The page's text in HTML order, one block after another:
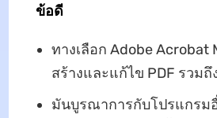
ข้อดี
ทางเลือก Adobe Acrobat
สร้างและแก้ไข PDF รวมถึ
มันบูรณาการกับโปรแกรม